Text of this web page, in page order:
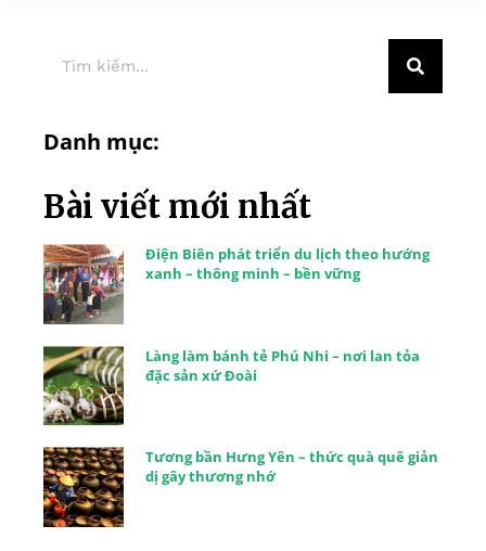
Danh mục:
Bài viết mới nhất
Điện Biên phát triển du lịch theo hướng
xanh – thông minh – bền vững
Làng làm bánh tẻ Phú Nhi – nơi lan tỏa
đặc sản xứ Đoài
Tương bần Hưng Yên – thức quà quê giản
dị gây thương nhớ